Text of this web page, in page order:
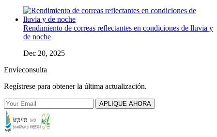
Rendimiento de correas reflectantes en condiciones de lluvia y
de noche
Dec 20, 2025
Envíeconsulta
Regístrese para obtener la última actualización.
APLIQUE AHORA